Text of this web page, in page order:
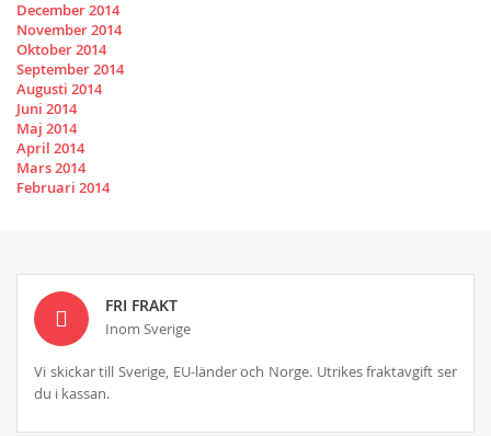
December 2014
November 2014
Oktober 2014
September 2014
Augusti 2014
Juni 2014
Maj 2014
April 2014
Mars 2014
Februari 2014
FRI FRAKT
Inom Sverige
Vi skickar till Sverige, EU-länder och Norge. Utrikes fraktavgift ser
du i kassan.